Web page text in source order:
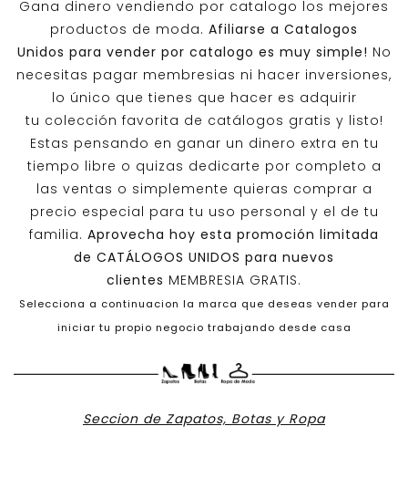
Gana dinero vendiendo por catalogo los mejores
productos de moda. Afiliarse a Catalogos
Unidos para vender por catalogo es muy simple! No
necesitas pagar membresias ni hacer inversiones,
lo único que tienes que hacer es adquirir
tu colección favorita de catálogos gratis y listo!
Estas pensando en ganar un dinero extra en tu
tiempo libre o quizas dedicarte por completo a
las ventas o simplemente quieras comprar a
precio especial para tu uso personal y el de tu
familia. Aprovecha hoy esta promoción limitada
de CATÁLOGOS UNIDOS para nuevos
clientes MEMBRESIA GRATIS.
Selecciona a continuacion la marca que deseas vender para
iniciar tu propio negocio trabajando desde casa
Seccion de Zapatos, Botas y Ropa